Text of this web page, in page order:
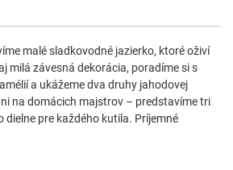
malé sladkovodné jazierko, ktoré oživí
milá závesná dekorácia, poradíme si s
a ukážeme dva druhy jahodovej
na domácich majstrov – predstavíme tri
dielne pre každého kutila. Príjemné